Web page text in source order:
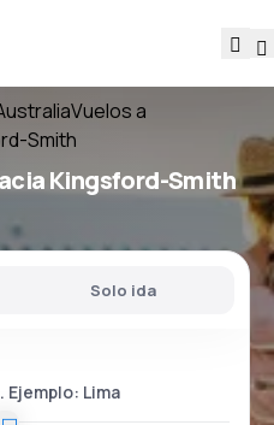
Vuelos a
Smith
Kingsford-Smith
Solo ida